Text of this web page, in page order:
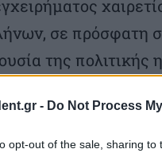
- Do Not Process
opt-out of the sale, sharing
σε πρόσφατη
της πολιτικής
τον
Τερζή. Παρόντες
ΚΕΔΕ κ. Σ.